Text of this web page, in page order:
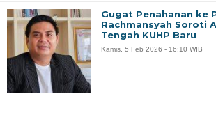
Gugat Penahanan ke
Rachmansyah Soroti
Tengah KUHP Baru
Kamis, 5 Feb 2026 - 16:10 WIB